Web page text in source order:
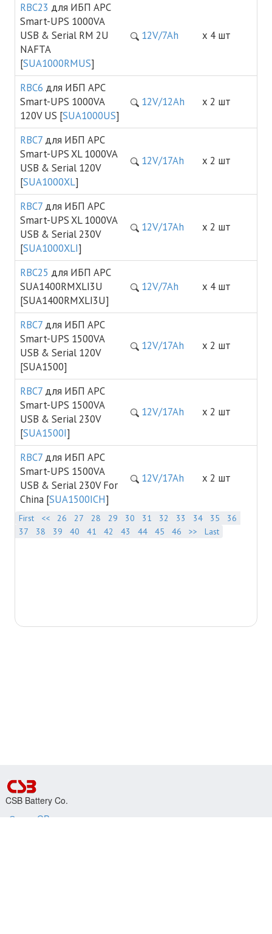
RBC23 для ИБП APC
Smart-UPS 1000VA
USB & Serial RM 2U
NAFTA
[SUA1000RMUS]
12V/7Ah х 4 шт
RBC6 для ИБП APC
Smart-UPS 1000VA
120V US [SUA1000US]
12V/12Ah х 2 шт
RBC7для ИБП APC
Smart-UPS XL 1000VA
USB & Serial 120V
[SUA1000XL]
12V/17Ah х 2 шт
RBC7для ИБП APC
Smart-UPS XL 1000VA
USB & Serial 230V
[SUA1000XLI]
12V/17Ah х 2 шт
RBC25 для ИБП APC
SUA1400RMXLI3U
[SUA1400RMXLI3U]
12V/7Ah х 4 шт
RBC7для ИБП APC
Smart-UPS 1500VA
USB & Serial 120V
[SUA1500]
12V/17Ah х 2 шт
RBC7для ИБП APC
Smart-UPS 1500VA
USB & Serial 230V
[SUA1500I]
12V/17Ah х 2 шт
RBC7для ИБП APC
Smart-UPS 1500VA
USB & Serial 230V For
China [SUA1500ICH]
12V/17Ah х 2 шт
First << 26 27 28 29 30 31 32 33 34 35
36
37
38 39 40 41 42 43 44 45 46 >> Last
CSB Battery Co.
Серия GP